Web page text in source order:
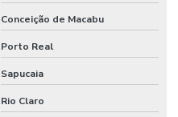
Conceição de Macabu
Porto Real
Sapucaia
Rio Claro